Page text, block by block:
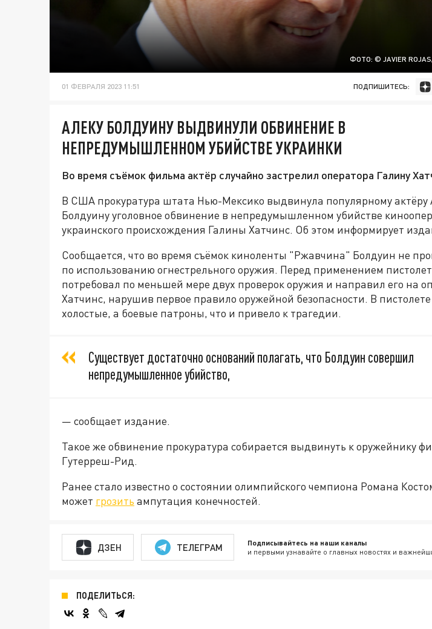
ФОТО: © JAVIER
01 ФЕВРАЛЯ 2023 11:51 ПОДПИШИТЕСЬ:
АЛЕКУ БОЛДУИНУ ВЫДВИНУЛИ ОБВИНЕНИЕ В
НЕПРЕДУМЫШЛЕННОМ УБИЙСТВЕ УКРАИНКИ
Во время съёмок фильма актёр случайно застрелил оператора Галину
В США прокуратура штата Нью-Мексико выдвинула популярному актёру
Болдуину уголовное обвинение в непредумышленном убийстве
украинского происхождения Галины Хатчинс. Об этом информирует
Сообщается, что во время съёмок киноленты "Ржавчина" Болдуин не
по использованию огнестрельного оружия. Перед применением
потребовал по меньшей мере двух проверок оружия и направил его на
Хатчинс, нарушив первое правило оружейной безопасности. В пистолете
холостые, а боевые патроны, что и привело к трагедии.
Существует достаточно оснований полагать, что Болдуин совершил
непредумышленное убийство,
— сообщает издание.
Такое же обвинение прокуратура собирается выдвинуть к оружейнику
Гутерреш-Рид.
Ранее стало известно о состоянии олимпийского чемпиона Романа
может грозить ампутация конечностей.
ДЗЕН ТЕЛЕГРАМ Подписывайтесь на наши каналы
и первыми узнавайте о главных новостях и
ПОДЕЛИТЬСЯ: